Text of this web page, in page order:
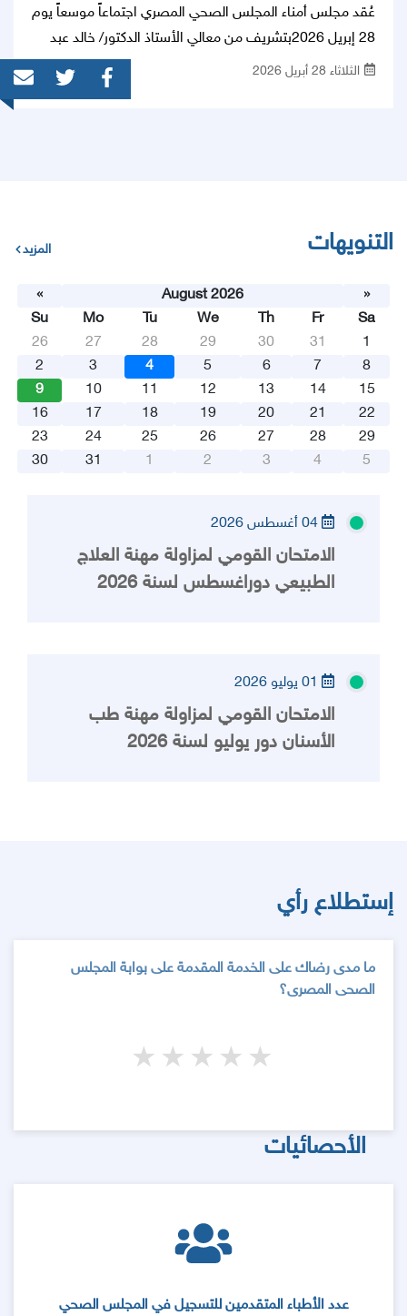
عُقد مجلس أمناء المجلس الصحي المصري اجتماعاً موسعاً يوم
28 إبريل 2026بتشريف من معالي الأستاذ الدكتور/ خالد عبد
الغفار وزير الصحة والسكان والأستاذ الدكتور/ عبد العزيز قنصوه
وزير التعليم العالي والأستاذ/ أحمد كوجك وزير المالية والأستاذ
الداخلية لقطاع الخدمات الطبية، واللواء طبيب/ نبيل فكرى
الثلاثاء 28 أبريل 2026
التنويهات المزيد
« August 2026
»
Su
Mo Tu We Th Fr
Sa
26
27 28 29 30 31
1
2
3 4 5 6 7
8
9
10 11 12 13 14
15
16
17 18 19 20 21
22
23
24 25 26 27 28
29
30
31 1 2 3 4 5
04 أغسطس 2026
الامتحان القومي لمزاولة مهنة العلاج
الطبيعي دوراغسطس لسنة 2026
01 يوليو 2026
الامتحان القومي لمزاولة مهنة طب
الأسنان دور يوليو لسنة 2026
إستطلاع رأي
ما مدى رضاك على الخدمة المقدمة على بوابة المجلس
الصحى المصرى؟
4 stars 3 stars 2 stars 1 star
الأحصائيات
عدد الأطباء المتقدمين للتسجيل في المجلس الصحي